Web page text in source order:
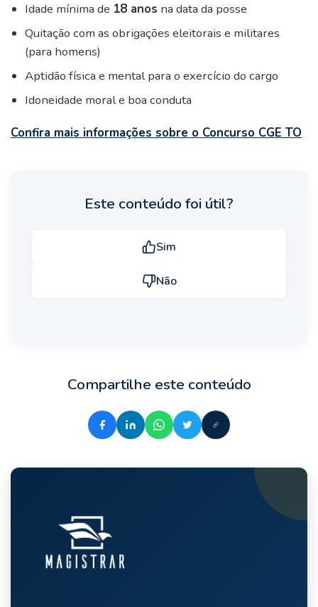
Idade mínima de 18 anos na data da posse
Quitação com as obrigações eleitorais e militares
(para homens)
Aptidão física e mental para o exercício do cargo
Idoneidade moral e boa conduta
Confira mais informações sobre o Concurso CGE TO
Este conteúdo foi útil?
Sim
Não
Compartilhe este conteúdo